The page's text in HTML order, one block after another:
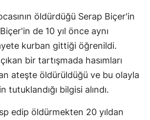
öldürdüğü Serap Biçer'in
de 10 yıl önce aynı
kurban gittiği öğrenildi.
bir tartışmada hasımları
ateşte öldürüldüğü ve bu olayla
tutuklandığı bilgisi alındı.
edip öldürmekten 20 yıldan